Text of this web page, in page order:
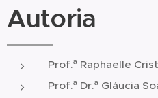
Autoria
Prof.ª Raphaelle
Prof.ª Dr.ª Gláucia